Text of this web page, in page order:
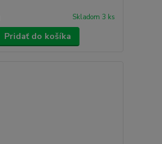
Skladom 3 ks
Pridať do košíka